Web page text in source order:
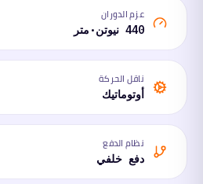
عزم الدوران
440 نيوتن·متر
ناقل الحركة
أوتوماتيك
نظام الدفع
دفع خلفي